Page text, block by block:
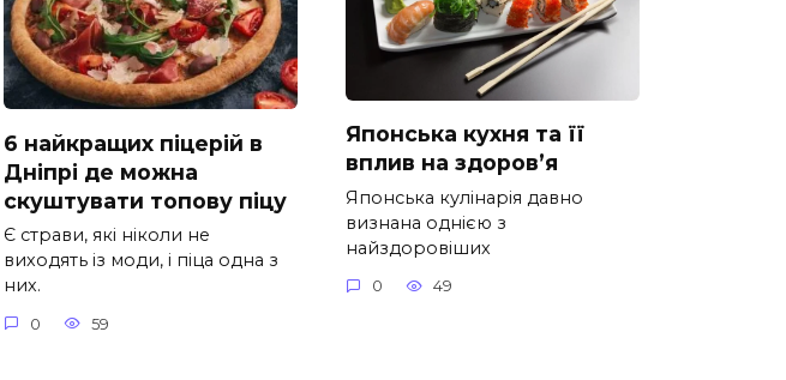
6 найкращих піцерій в
Дніпрі де можна
скуштувати топову піцу
Є страви, які ніколи не
виходять із моди, і піца одна з
них.
0 59
Японська кухня та її
вплив на здоров’я
Японська кулінарія давно
визнана однією з
найздоровіших
0 49